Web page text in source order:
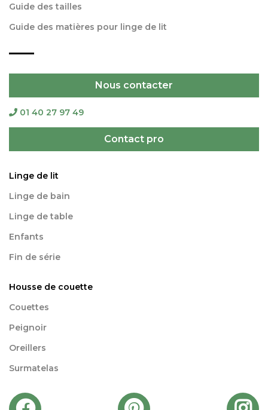
Guide des tailles
Guide des matières pour linge de lit
Nous contacter
01 40 27 97 49
Contact pro
Linge de lit
Linge de bain
Linge de table
Enfants
Fin de série
Housse de couette
Couettes
Peignoir
Oreillers
Surmatelas